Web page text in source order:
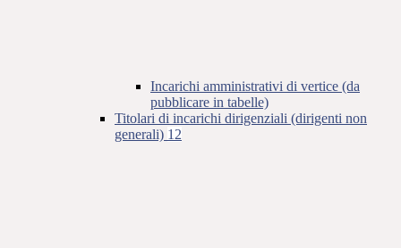
Incarichi amministrativi di vertice (da
pubblicare in tabelle)
Titolari di incarichi dirigenziali (dirigenti non
generali) 12